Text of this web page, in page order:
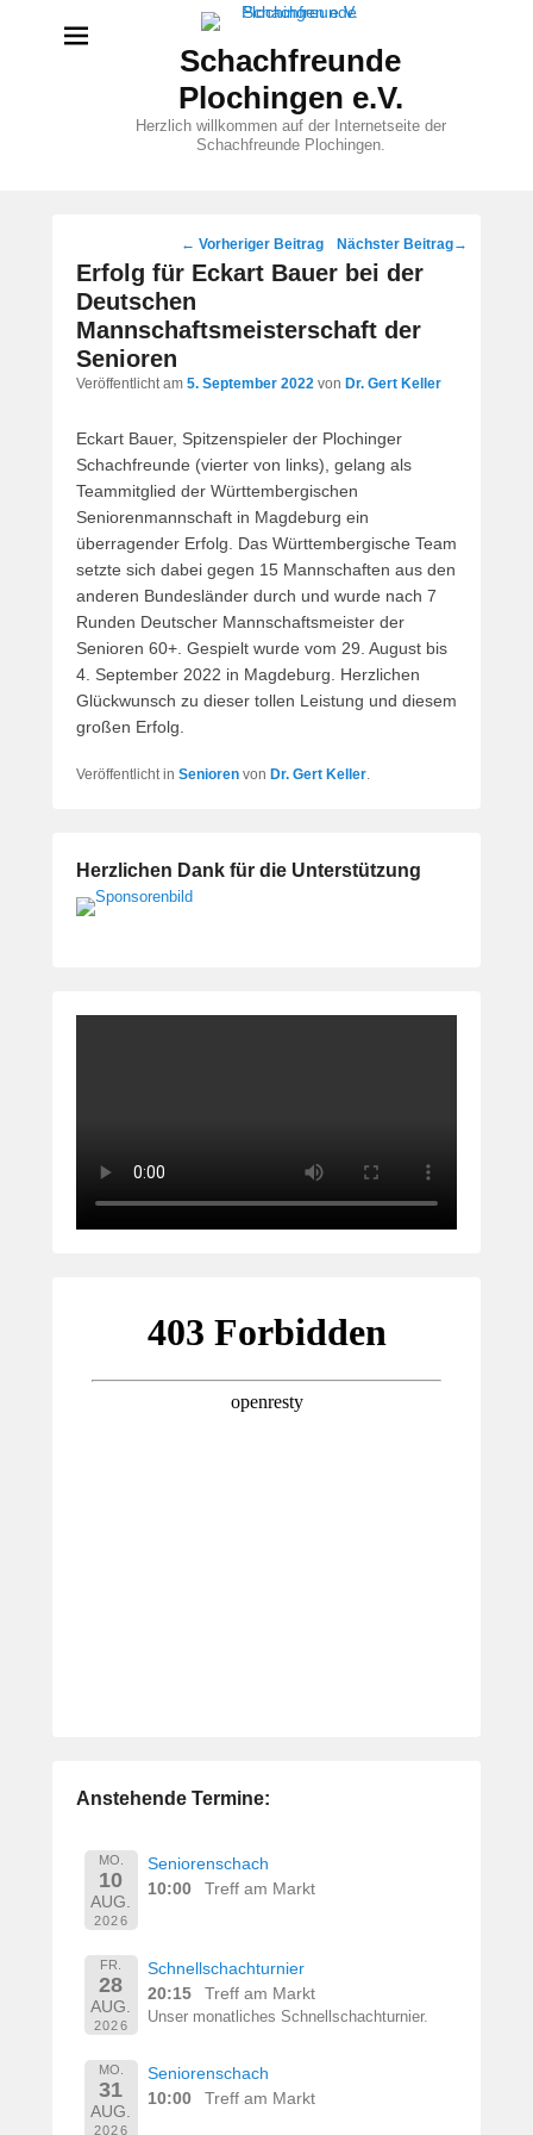
Schachfreunde
Plochingen e.V.
Herzlich willkommen auf der Internetseite der
Schachfreunde Plochingen.
Beitragsnavigation
← Vorheriger Beitrag Nächster Beitrag→
Erfolg für Eckart Bauer bei der
Deutschen
Mannschaftsmeisterschaft der
Senioren
Veröffentlicht am 5. September 2022 von Dr. Gert Keller
Eckart Bauer, Spitzenspieler der Plochinger
Schachfreunde (vierter von links), gelang als
Teammitglied der Württembergischen
Seniorenmannschaft in Magdeburg ein
überragender Erfolg. Das Württembergische Team
setzte sich dabei gegen 15 Mannschaften aus den
anderen Bundesländer durch und wurde nach 7
Runden Deutscher Mannschaftsmeister der
Senioren 60+. Gespielt wurde vom 29. August bis
4. September 2022 in Magdeburg. Herzlichen
Glückwunsch zu dieser tollen Leistung und diesem
großen Erfolg.
Veröffentlicht in Senioren von Dr. Gert Keller
Herzlichen Dank für die Unterstützung
Anstehende Termine:
MO.
10
AUG.
2026
Seniorenschach
10:00
Treff am Markt
FR.
28
AUG.
2026
Schnellschachturnier
20:15
Treff am Markt
Unser monatliches Schnellschachturnier.
MO.
31
AUG.
2026
Seniorenschach
10:00
Treff am Markt